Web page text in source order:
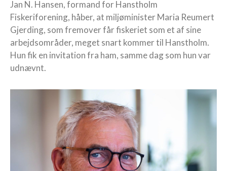
Jan N. Hansen, formand for Hanstholm
Fiskeriforening, håber, at miljøminister Maria Reumert
Gjerding, som fremover får fiskeriet som et af sine
arbejdsområder, meget snart kommer til Hanstholm.
Hun fik en invitation fra ham, samme dag som hun var
udnævnt.